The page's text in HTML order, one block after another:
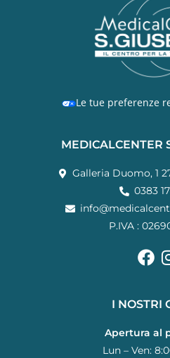
Le tue preferenze
MEDICALCENTER
Galleria Duomo, 1
0383
P.IVA :
I NOSTRI
Apertura al
Lun – Ven: